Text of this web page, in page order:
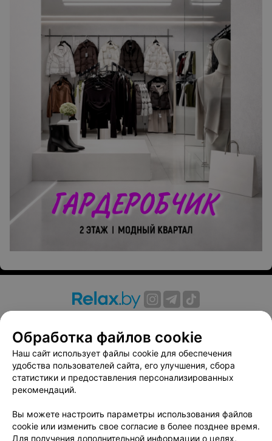
Вакансии
Публичный договор
Способы оплаты
Публичный договор по использованию сервиса
«Афиша»
Пользовательское соглашение
Связаться по вопросам сотрудничества
Написать руководителю relax.by
Обработка файлов cookie
Наш сайт использует файлы cookie для обеспечения
удобства пользователей сайта, его улучшения, сбора
статистики и предоставления персонализированных
рекомендаций.
Вы можете настроить параметры использования файлов
cookie или изменить свое согласие в более позднее время.
Для получения дополнительной информации о целях,